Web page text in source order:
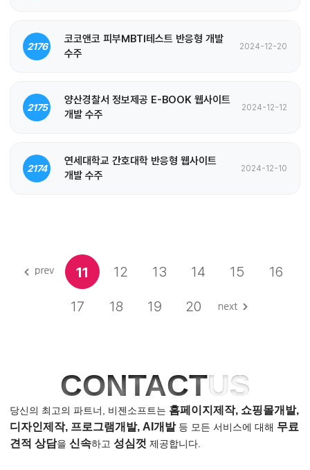
2176
코코앤코 피부MBTI테스트 반응형 개발
수주
2024-12-20
2175
양산경찰서 정보제공 E-BOOK 웹사이트
개발 수주
2024-12-12
2174
연세대학교 간호대학 반응형 웹사이트
개발 수주
2024-12-10
11 12 13 14 15 16
17 18 19 20
CONTACTUS
당신의 최고의 파트너, 비젠소프트는 홈페이지제작, 쇼핑몰개발,
디자인제작, 프로그램개발, AI개발등 모든 서비스에 대해 무료
견적 상담을 신속하고 성심껏 제공합니다.